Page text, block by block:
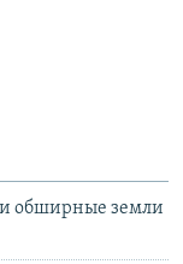
обширные земли